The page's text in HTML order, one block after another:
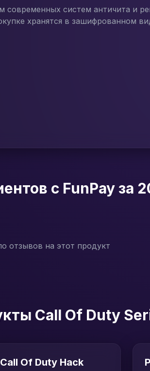
систем античита и
хранятся в зашифрованном
с FunPay за
отзывов на этот продукт
Call Of Duty
Of Duty Hack